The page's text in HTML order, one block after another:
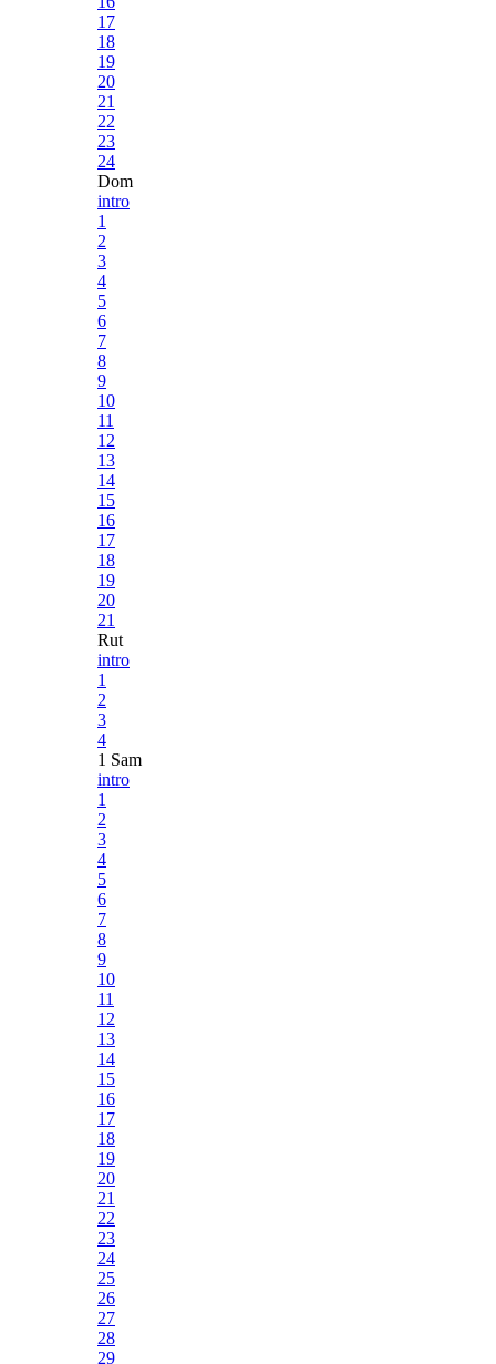
17
18
19
20
21
22
23
24
Dom
intro
1
2
3
4
5
6
7
8
9
10
11
12
13
14
15
16
17
18
19
20
21
Rut
intro
1
2
3
4
1 Sam
intro
1
2
3
4
5
6
7
8
9
10
11
12
13
14
15
16
17
18
19
20
21
22
23
24
25
26
27
28
29